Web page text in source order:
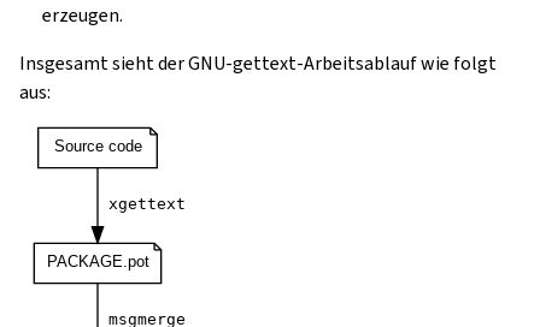
erzeugen.
Insgesamt sieht der GNU-gettext-Arbeitsablauf wie folgt
aus: